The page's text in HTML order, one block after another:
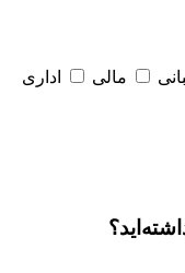
مالی
اداری